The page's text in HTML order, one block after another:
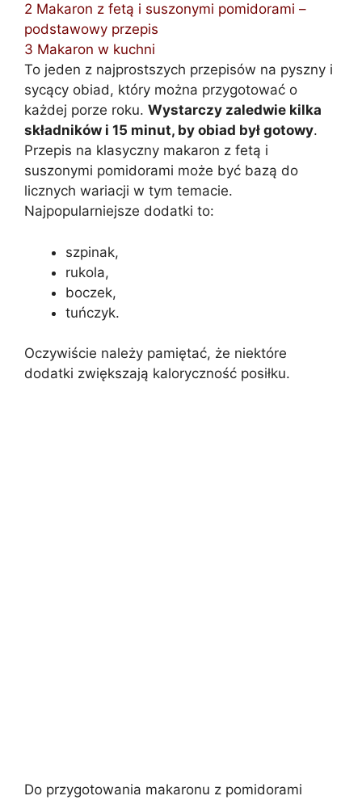
2 Makaron z fetą i suszonymi pomidorami –
podstawowy przepis
3 Makaron w kuchni
To jeden z najprostszych przepisów na pyszny i
sycący obiad, który można przygotować o
każdej porze roku. Wystarczy zaledwie kilka
składników i 15 minut, by obiad był gotowy.
Przepis na klasyczny makaron z fetą i
suszonymi pomidorami może być bazą do
licznych wariacji w tym temacie.
Najpopularniejsze dodatki to:
szpinak,
rukola,
boczek,
tuńczyk.
Oczywiście należy pamiętać, że niektóre
dodatki zwiększają kaloryczność posiłku.
Do przygotowania makaronu z pomidorami